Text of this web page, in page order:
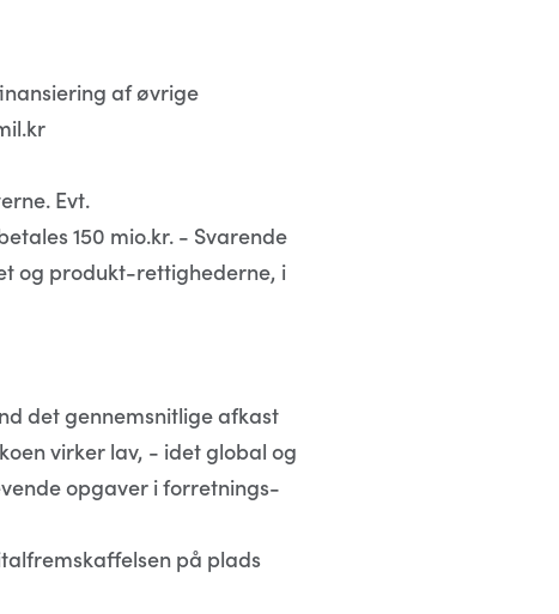
af øvrige
Evt.
150 mio.kr. - Svarende
og produkt-rettighederne, i
det gennemsnitlige afkast
virker lav, - idet global og
opgaver i forretnings-
på plads